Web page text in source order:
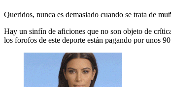
Queridos, nunca es demasiado cuando se trata de
Hay un sinfín de aficiones que no son objeto de
los forofos de este deporte están pagando por unos